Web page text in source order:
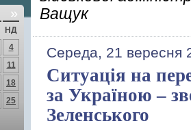
»
НД
4
11
18
25
Ващук
Середа, 21 вересня
Ситуація на
за Україною –
Зеленського